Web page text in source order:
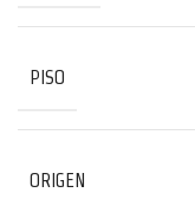
PISO
ORIGEN